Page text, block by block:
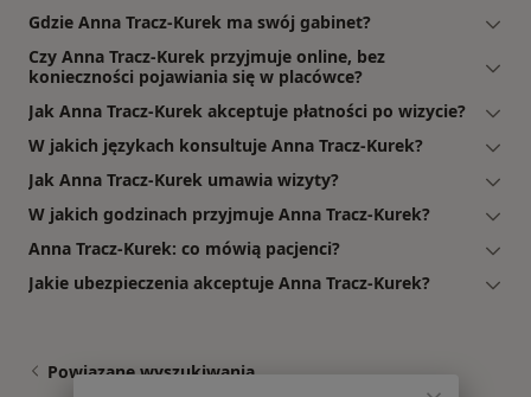
Gdzie Anna Tracz-Kurek ma swój gabinet?
Czy Anna Tracz-Kurek przyjmuje online, bez
konieczności pojawiania się w placówce?
Jak Anna Tracz-Kurek akceptuje płatności po wizycie?
W jakich językach konsultuje Anna Tracz-Kurek?
Jak Anna Tracz-Kurek umawia wizyty?
W jakich godzinach przyjmuje Anna Tracz-Kurek?
Anna Tracz-Kurek: co mówią pacjenci?
Jakie ubezpieczenia akceptuje Anna Tracz-Kurek?
Powiązane wyszukiwania